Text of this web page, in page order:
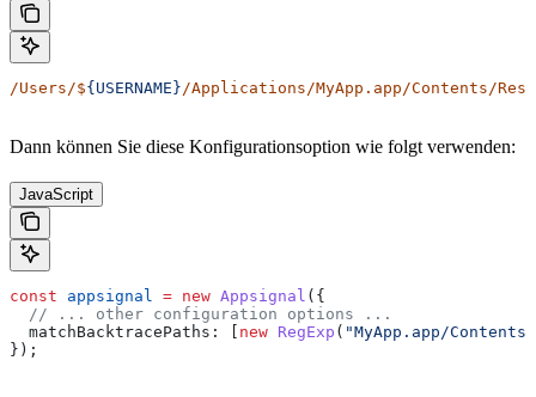
/Users/${USERNAME}/Applications/MyApp.app/Contents/
Dann können Sie diese Konfigurationsoption wie folgt verwenden:
JavaScript
const appsignal = new Appsignal ({
  // ... other configuration options ...
  matchBacktracePaths:
new RegExp ( "MyApp.app/
});